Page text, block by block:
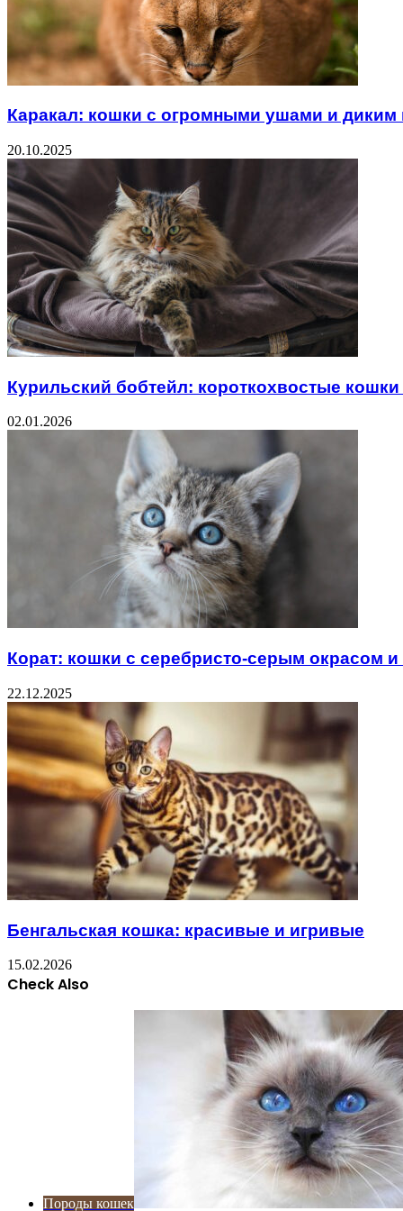
Каракал: кошки с огромными ушами и диким
20.10.2025
Курильский бобтейл: короткохвостые
02.01.2026
Корат: кошки с серебристо-серым окрасом
22.12.2025
Бенгальская кошка: красивые и игривые
15.02.2026
Check Also
Породы кошек